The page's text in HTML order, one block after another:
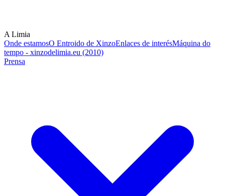
A Limia
Onde estamosO Entroido de XinzoEnlaces de interésMáquina do
tempo - xinzodelimia.eu (2010)
Prensa